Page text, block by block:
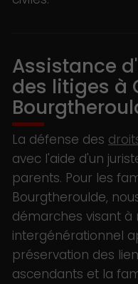
Assistance
des litiges à
La défense des
avec l'aide d'un
parents. Pour les
Bourgtheroulde,
démarches visant
intergénérationnel
préservation des
ascendants et la